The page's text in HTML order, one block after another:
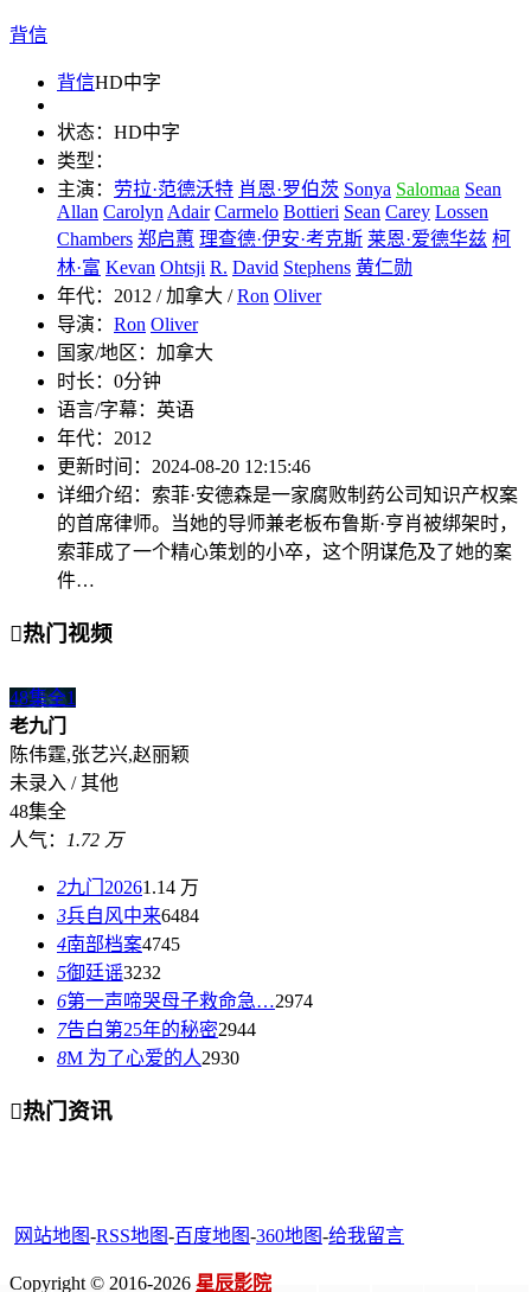
背信
背信HD中字
状态： HD中字
类型：
主演： 劳拉·范德沃特 肖恩·罗伯茨 Sonya Salomaa Sean
Allan CarolynAdair Carmelo Bottieri Sean Carey Lossen
Chambers 郑启蕙 理查德·伊安·考克斯 莱恩·爱德华兹 柯
林·富 Kevan Ohtsji R. David Stephens 黄仁勋
年代： 2012 / 加拿大 /Ron Oliver
导演： Ron Oliver
国家/地区： 加拿大
时长： 0分钟
语言/字幕： 英语
年代： 2012
更新时间： 2024-08-20 12:15:46
详细介绍： 索菲·安德森是一家腐败制药公司知识产权案
的首席律师。当她的导师兼老板布鲁斯·亨肖被绑架时，
索菲成了一个精心策划的小卒，这个阴谋危及了她的案
件…
热门视频
48集全1
老九门
陈伟霆,张艺兴,赵丽颖
未录入 / 其他
48集全
人气：
1.72 万
2九门20261.14 万
3兵自风中来6484
4南部档案4745
5御廷谣3232
6第一声啼哭母子救命急…2974
7告白第25年的秘密2944
8M 为了心爱的人2930
热门资讯
网站地图-RSS地图-百度地图-360地图-给我留言
Copyright © 2016-2026 星辰影院